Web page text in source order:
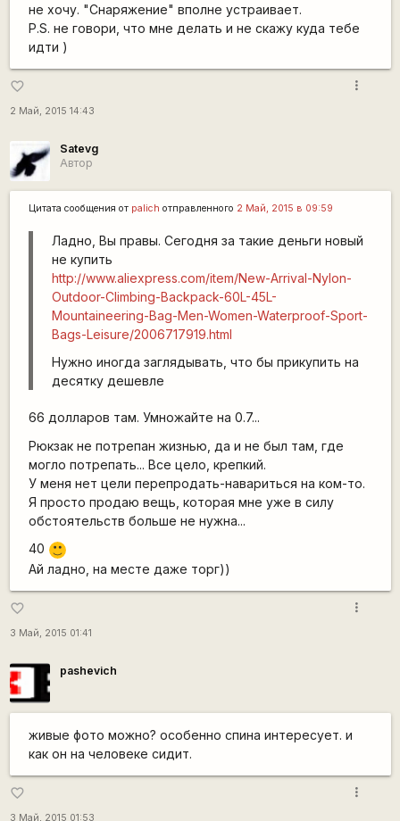
не хочу. "Снаряжение" вполне устраивает.
P.S. не говори, что мне делать и не скажу куда тебе
идти )
favorite_border
2 Май, 2015 14:43
more_vert
Satevg
Автор
Цитата сообщения от palich отправленного 2 Май, 2015 в 09:59
Ладно, Вы правы. Сегодня за такие деньги новый
не купить
http://www.aliexpress.com/item/New-Arrival-Nylon-
Outdoor-Climbing-Backpack-60L-45L-
Mountaineering-Bag-Men-Women-Waterproof-Sport-
Bags-Leisure/2006717919.html
Нужно иногда заглядывать, что бы прикупить на
десятку дешевле
66 долларов там. Умножайте на 0.7...
Рюкзак не потрепан жизнью, да и не был там, где
могло потрепать... Все цело, крепкий.
У меня нет цели перепродать-навариться на ком-то.
Я просто продаю вещь, которая мне уже в силу
обстоятельств больше не нужна...
40
:)
Ай ладно, на месте даже торг))
favorite_border
3 Май, 2015 01:41
more_vert
pashevich
живые фото можно? особенно спина интересует. и
как он на человеке сидит.
favorite_border
3 Май, 2015 01:53
more_vert